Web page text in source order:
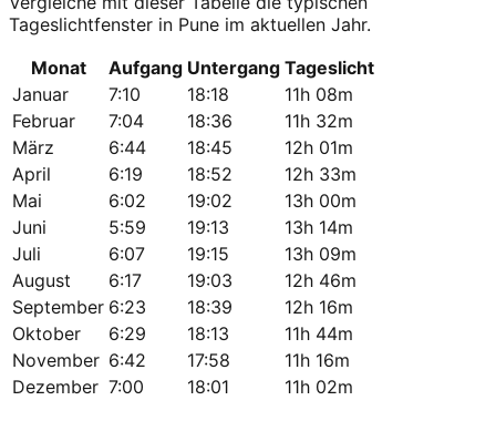
Tageslichtfenster in Pune im aktuellen Jahr.
Monat
Aufgang Untergang Tageslicht
Januar
7:10 18:18
11h 08m
Februar
7:04 18:36
11h 32m
März
6:44 18:45
12h 01m
April
6:19 18:52
12h 33m
Mai
6:02 19:02
13h 00m
Juni
5:59 19:13
13h 14m
Juli
6:07 19:15
13h 09m
August
6:17 19:03
12h 46m
September 6:23 18:39
12h 16m
Oktober
6:29 18:13
11h 44m
November 6:42 17:58
11h 16m
Dezember 7:00 18:01 11h 02m